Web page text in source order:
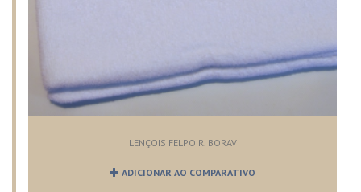
LENÇOIS FELPO R. BORAV
ADICIONAR AO COMPARATIVO